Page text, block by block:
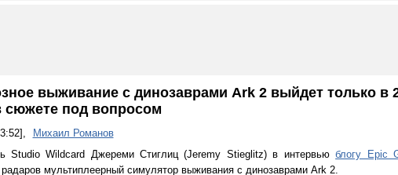
выживание с динозаврами Ark 2 выйдет только в
сюжете под вопросом
Михаил Романов
Studio Wildcard Джереми Стиглиц (Jeremy Stieglitz) в интервьюблогу Epic
мультиплеерный симулятор выживания с динозаврами Ark 2.